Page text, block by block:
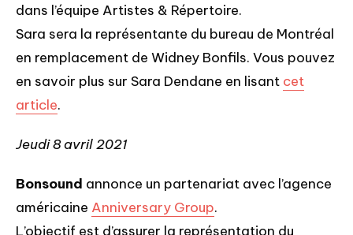
dans l’équipe Artistes & Répertoire.
Sara sera la représentante du bureau de Montréal
en remplacement de Widney Bonfils. Vous pouvez
en savoir plus sur Sara Dendane en lisant cet
article.
Jeudi 8 avril 2021
Bonsound annonce un partenariat avec l’agence
américaine Anniversary Group.
L’objectif est d’assurer la représentation du